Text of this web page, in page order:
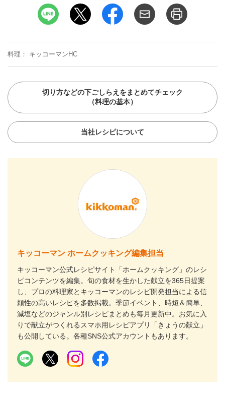
料理 キッコーマンHC
切り方などの下ごしらえをまとめてチェック
（料理の基本）
当社レシピについて
キッコーマン ホームクッキング編集担当
キッコーマン公式レシピサイト「ホームクッキング」のレシ
ピコンテンツを編集。旬の食材を生かした献立を365日提案
し、プロの料理家とキッコーマンのレシピ開発担当による信
頼性の高いレシピを多数掲載。季節イベント、時短＆簡単、
減塩などのジャンル別レシピまとめも毎月更新中。お気に入
りで献立がつくれるスマホ用レシピアプリ「きょうの献立」
も公開している。各種SNS公式アカウントもあります。